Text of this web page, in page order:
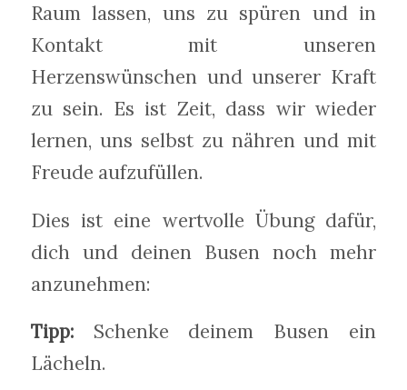
Raum lassen, uns zu spüren und in
Kontakt mit unseren
Herzenswünschen und unserer Kraft
zu sein. Es ist Zeit, dass wir wieder
lernen, uns selbst zu nähren und mit
Freude aufzufüllen.
Dies ist eine wertvolle Übung dafür,
dich und deinen Busen noch mehr
anzunehmen:
Tipp:Schenke deinem Busen ein
Lächeln.